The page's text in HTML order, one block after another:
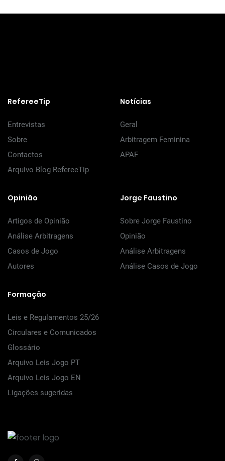
RefereeTip
Entrevistas
Sobre
Contactos
Arquivo Blog RefereeTip
Notícias
Geral
Arbitragem Feminina
APAF
Opinião
Artigos de Opinião
Análise Arbitragens
Casos de Jogo
Autores
Jorge Faustino
Sobre Jorge Faustino
Opinião
Análise Arbitragens
Análise Casos de Jogo
Formação
Leis e Regulamentos 25/26
Circulares e Comunicados
Glossário
Arquivo Leis Jogo PT
Arquivo Leis Jogo EN
Ligações sugeridas